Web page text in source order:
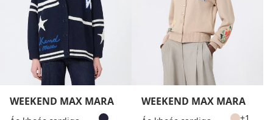
WEEKEND MAX MARA WEEKEND MAX MARA